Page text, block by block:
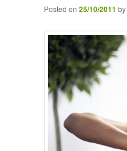
Posted on 25/10/2011 by